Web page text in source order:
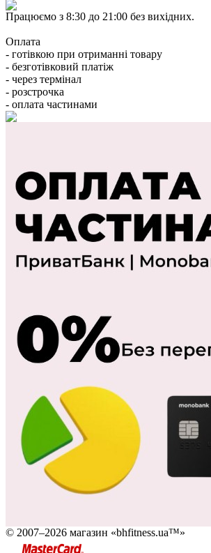
Працюємо з 8:30 до 21:00 без вихідних.
Оплата
- готівкою при отриманні товару
- безготівковий платіж
- через термінал
- розстрочка
- оплата частинами
© 2007–2026 магазин «bhfitness.ua™»